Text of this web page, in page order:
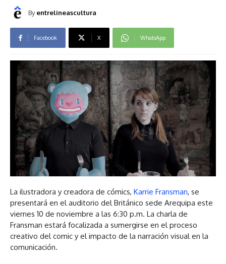
By entrelineascultura
Facebook X WhatsApp
La ilustradora y creadora de cómics, Karrie Fransman, se
presentará en el auditorio del Británico sede Arequipa este
viernes 10 de noviembre a las 6:30 p.m. La charla de
Fransman estará focalizada a sumergirse en el proceso
creativo del comic y el impacto de la narración visual en la
comunicación.